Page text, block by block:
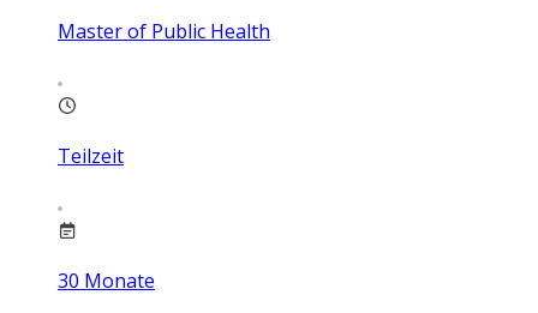
Master of Public Health
Teilzeit
30 Monate